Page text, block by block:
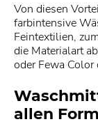
Von diesen
farbintensive
Feintextilien,
die Materialart
oder Fewa
allen